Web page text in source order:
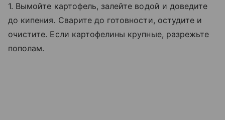
1. Вымойте картофель, залейте водой и доведите
до кипения. Сварите до готовности, остудите и
очистите. Если картофелины крупные, разрежьте
пополам.